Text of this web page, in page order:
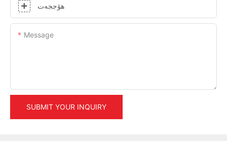
ھۆججەت
Message
SUBMIT YOUR INQUIRY